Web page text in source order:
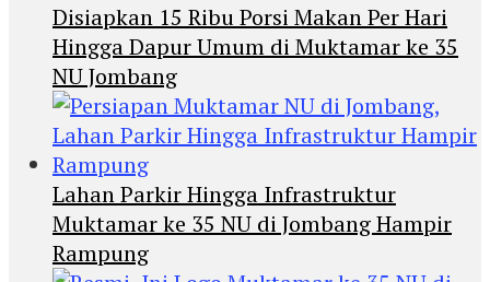
Disiapkan 15 Ribu Porsi Makan Per Hari
Hingga Dapur Umum di Muktamar ke 35
NU Jombang
Lahan Parkir Hingga Infrastruktur
Muktamar ke 35 NU di Jombang Hampir
Rampung